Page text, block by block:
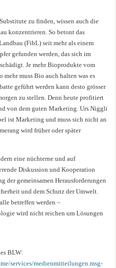
zu finden, wissen auch die
konzentrieren. So betont das
(FibL) seit mehr als einem
gefunden werden, das sich im
Je mehr Bioprodukte vom
mehr muss Bio auch halten was es
geführt werden kann desto grösser
zu stellen. Denn heute profitiert
von dem guten Marketing. Urs Niggli
ist Marketing und muss sich nicht an
wird früher oder später
eine nüchterne und auf
Diskussion und Kooperation
gemeinsamen Herausforderungen
und dem Schutz der Umwelt.
betreffen werden –
wird nicht reichen um Lösungen
BLW:
services/medienmitteilungen.msg-